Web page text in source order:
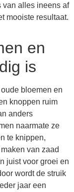
van alles ineens af
mooiste resultaat.
en
is
bloemen en
knoppen ruim
anders
naarmate ze
te knippen,
van zaad
juist voor groei en
wordt de struik
jaar een